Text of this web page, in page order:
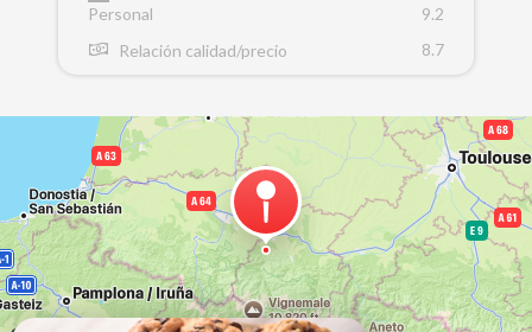
Personal
9.2
Relación calidad/precio
8.7